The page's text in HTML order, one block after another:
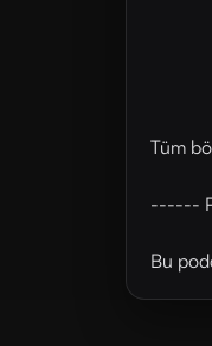
Tüm
------
Bu